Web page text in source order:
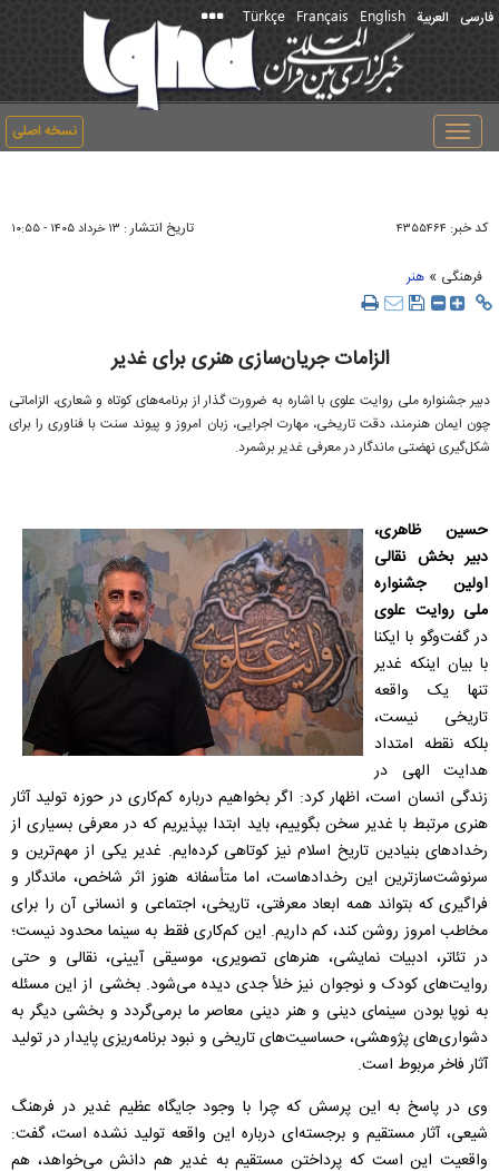
فارسی العربیة English
Français
Türkçe
نسخه اصلی
Toggle
navigation
کد خبر: ۴۳۵۵۴۶۴ تاریخ انتشار : ۱۳ خرداد ۱۴۰۵ - ۱۰:۵۵
فرهنگی » هنر
الزامات جریان‌سازی هنری برای غدیر
دبیر جشنواره ملی روایت علوی با اشاره به ضرورت گذار از برنامه‌های کوتاه و شعاری، الزاماتی
چون ایمان هنرمند، دقت تاریخی، مهارت اجرایی، زبان امروز و پیوند سنت با فناوری را برای
شکل‌گیری نهضتی ماندگار در معرفی غدیر برشمرد.
حسین ظاهری،
دبیر بخش نقالی
اولین جشنواره
ملی روایت علوی
در گفت‌وگو با ایکنا
با بیان اینکه غدیر
تنها یک واقعه
تاریخی نیست،
بلکه نقطه امتداد
هدایت الهی در
زندگی انسان است، اظهار کرد: اگر بخواهیم درباره کم‌کاری در حوزه تولید آثار
هنری مرتبط با غدیر سخن بگوییم، باید ابتدا بپذیریم که در معرفی بسیاری از
رخدادهای بنیادین تاریخ اسلام نیز کوتاهی کرده‌ایم. غدیر یکی از مهم‌ترین و
سرنوشت‌سازترین این رخدادهاست، اما متأسفانه هنوز اثر شاخص، ماندگار و
فراگیری که بتواند همه ابعاد معرفتی، تاریخی، اجتماعی و انسانی آن را برای
مخاطب امروز روشن کند، کم داریم. این کم‌کاری فقط به سینما محدود نیست؛
در تئاتر، ادبیات نمایشی، هنرهای تصویری، موسیقی آیینی، نقالی و حتی
روایت‌های کودک و نوجوان نیز خلأ جدی دیده می‌شود. بخشی از این مسئله
به نوپا بودن سینمای دینی و هنر دینی معاصر ما برمی‌گردد و بخشی دیگر به
دشواری‌های پژوهشی، حساسیت‌های تاریخی و نبود برنامه‌ریزی پایدار در تولید
آثار فاخر مربوط است.
وی در پاسخ به این پرسش که چرا با وجود جایگاه عظیم غدیر در فرهنگ
شیعی، آثار مستقیم و برجسته‌ای درباره این واقعه تولید نشده است، گفت:
واقعیت این است که پرداختن مستقیم به غدیر هم دانش می‌خواهد، هم